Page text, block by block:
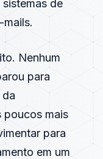
de
Nenhum
para
poucos mais
para
em um